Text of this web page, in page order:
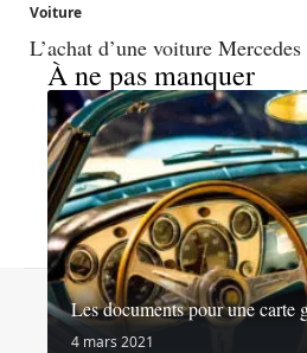
Voiture
L’achat d’une voiture
À ne pas manquer
Les documents pour une carte
4 mars 2021
Contact Mentions